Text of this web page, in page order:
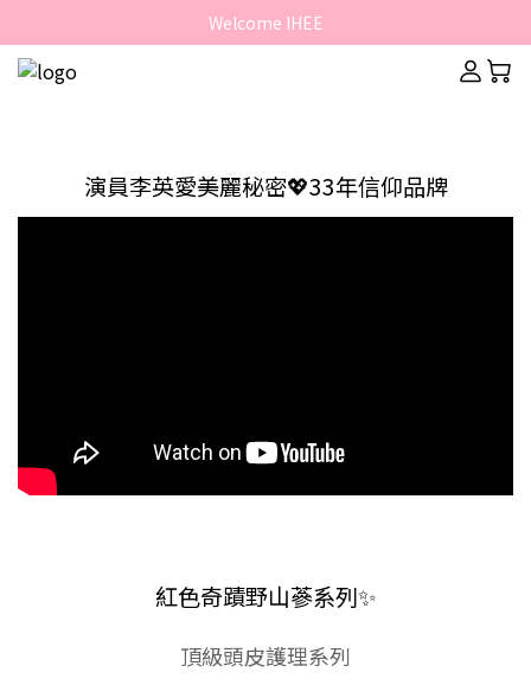
Welcome IHEE
Welcome IHEE
演員李英愛美麗秘密💖33年信仰品牌
紅色奇蹟野山蔘系列✨
頂級頭皮護理系列